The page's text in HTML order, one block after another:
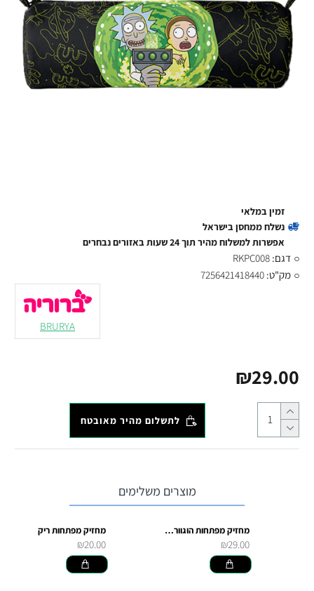
₪29.00
זמין במלאי
נשלח ממחסן בישראל
אפשרות למשלוח מהיר תוך 24 שעות באזורים נבחרים
דגם: RKPC008
מק"ט: 7256421418440
BRURYA
לתשלום מהיר מאובטח
מוצרים משלימים
מחזיק מפתחות הוגוורטס
₪29.00
מחזיק מפתחות ריק
₪20.00